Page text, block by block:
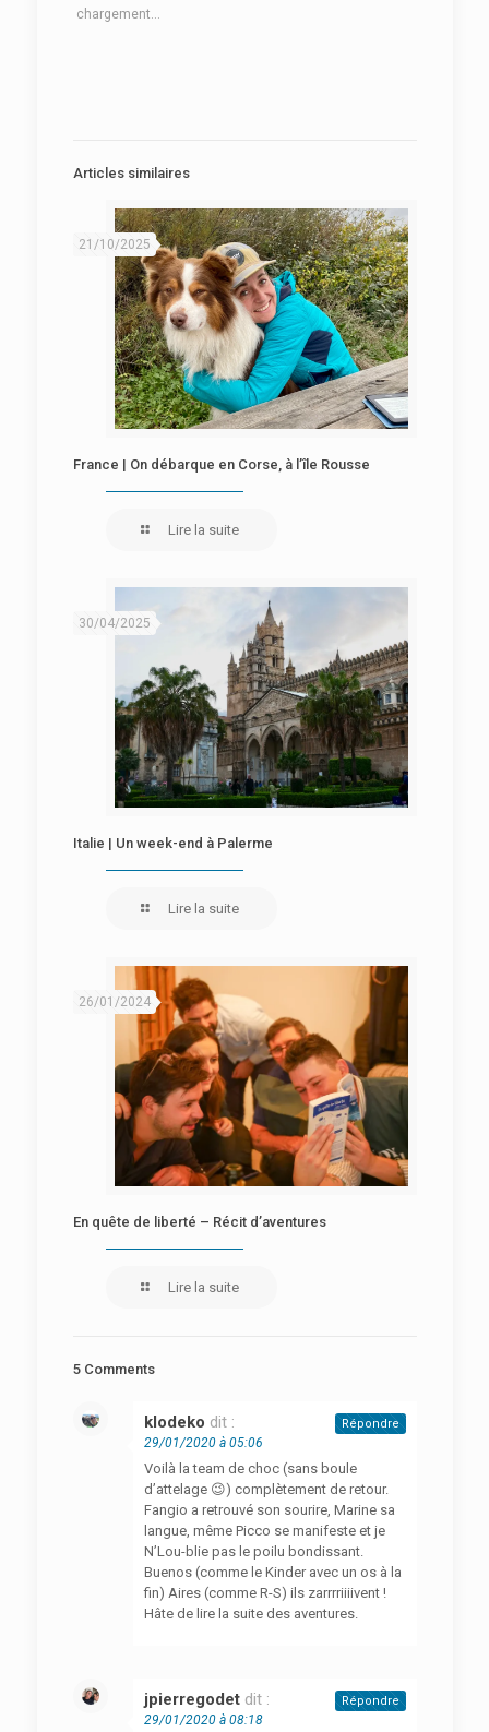
chargement…
Articles similaires
21/10/2025
France | On débarque en Corse, à l’île Rousse
Lire la suite
30/04/2025
Italie | Un week-end à Palerme
Lire la suite
26/01/2024
En quête de liberté – Récit d’aventures
Lire la suite
5 Comments
klodeko dit :
29/01/2020 à 05:06
Voilà la team de choc (sans boule
d’attelage 😉) complètement de retour.
Fangio a retrouvé son sourire, Marine sa
langue, même Picco se manifeste et je
N’Lou-blie pas le poilu bondissant.
Buenos (comme le Kinder avec un os à la
fin) Aires (comme R-S) ils zarrrriiiivent !
Hâte de lire la suite des aventures.
Répondre
jpierregodet dit :
29/01/2020 à 08:18
Répondre